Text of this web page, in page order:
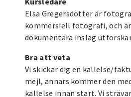
Elsa Gregersdotter är
kommersiell fotografi, och
dokumentära inslag
Bra att veta
Vi skickar dig en kallelse/
mejl, annars kommer den
kallelse innan start. Vi